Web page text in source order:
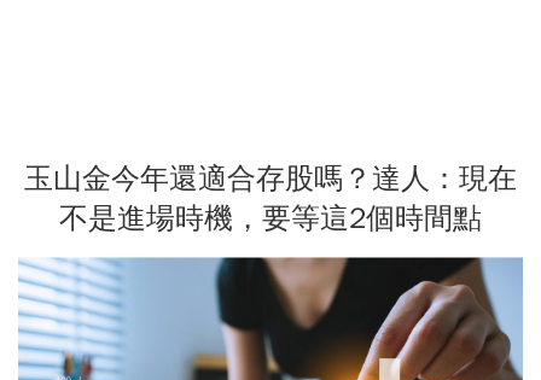
玉山金今年還適合存股嗎？達人：現在
不是進場時機，要等這2個時間點